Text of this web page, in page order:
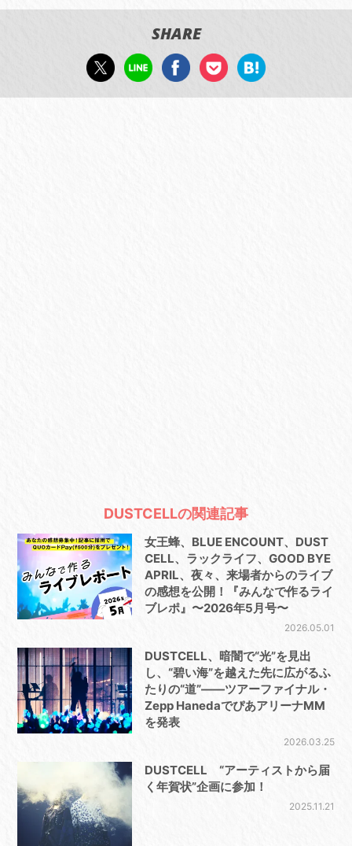
SHARE
DUSTCELLの関連記事
女王蜂、BLUE ENCOUNT、DUST
CELL、ラックライフ、GOOD BYE
APRIL、夜々、来場者からのライブ
の感想を公開！『みんなで作るライ
ブレポ』〜2026年5月号〜
2026.05.01
DUSTCELL、暗闇で“光”を見出
し、“碧い海”を越えた先に広がるふ
たりの“道”――ツアーファイナル・
Zepp HanedaでぴあアリーナMM
を発表
2026.03.25
DUSTCELL “アーティストから届
く年賀状”企画に参加！
2025.11.21